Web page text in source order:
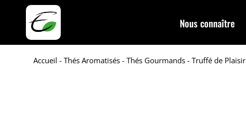
Nous connaître
Accueil -Thés Aromatisés -Thés Gourmands - Truffé de Plaisir